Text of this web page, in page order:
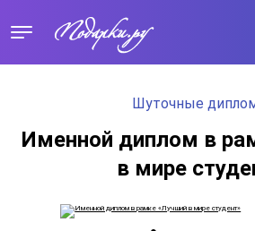
Шуточные
Именной диплом в
в мире